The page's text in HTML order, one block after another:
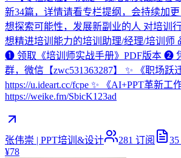
新34篇，详情请看专栏提纲，会持续加更
想探索可能性，发展新副业的人 对培训
想精进培训能力的培训助理/经理/培训师
❶ 领取《培训师实战手册》PDF版本 ❷
群，微信【zwc531363287】 ✨ 《职场跃
https://u.ideart.cc/fcpe ✨ 《AI+PPT革新工
https://weike.fm/SbicK123ad
张伟崇 | PPT培训&设计 281 订阅 35
¥78